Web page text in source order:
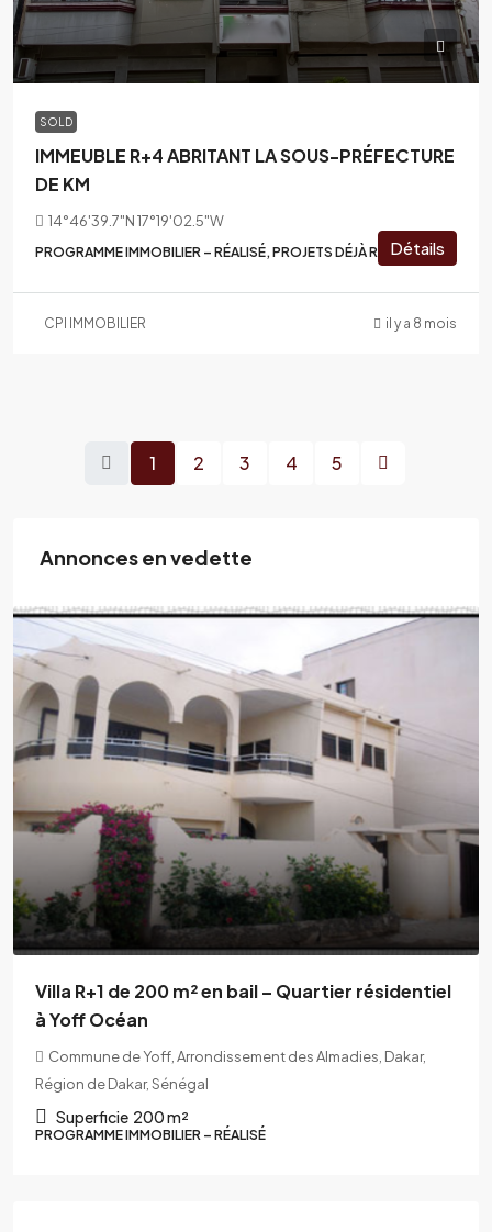
SOLD
IMMEUBLE R+4 ABRITANT LA SOUS-PRÉFECTURE
DE KM
14°46'39.7"N 17°19'02.5"W
PROGRAMME IMMOBILIER – RÉALISÉ, PROJETS DÉJÀ RÉALISÉS
Détails
CPI IMMOBILIER il y a 8 mois
1 2 3 4 5
Annonces en vedette
Villa R+1 de 200 m² en bail – Quartier résidentiel
à Yoff Océan
Commune de Yoff, Arrondissement des Almadies, Dakar,
Région de Dakar, Sénégal
Superficie 200 m²
PROGRAMME IMMOBILIER – RÉALISÉ